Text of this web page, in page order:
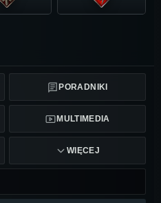
PORADNIKI
MULTIMEDIA
WIĘCEJ